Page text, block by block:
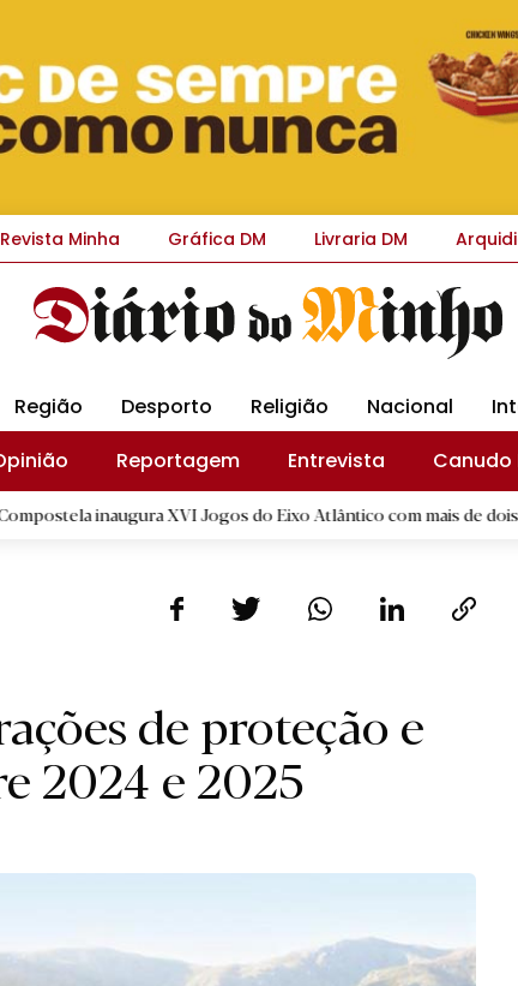
Revista Minha Gráfica DM Livraria DM
Região Desporto Religião Nacional
Reportagem Entrevista Canudo
XVI Jogos do Eixo Atlântico com mais de dois mil atletas
de proteção e
2024 e 2025